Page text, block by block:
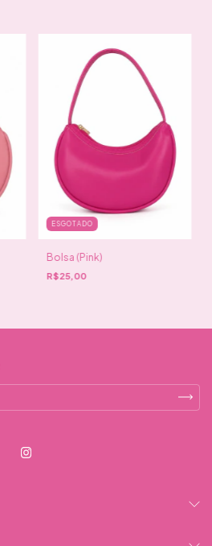
ESGOTADO
Bolsa (Pink)
R$25,00